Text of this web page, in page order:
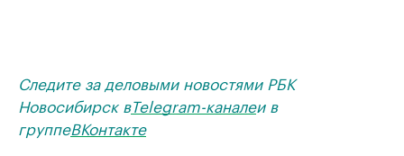
Следите за деловыми новостями РБК
Новосибирск вTelegram-каналеи в
группеВКонтакте